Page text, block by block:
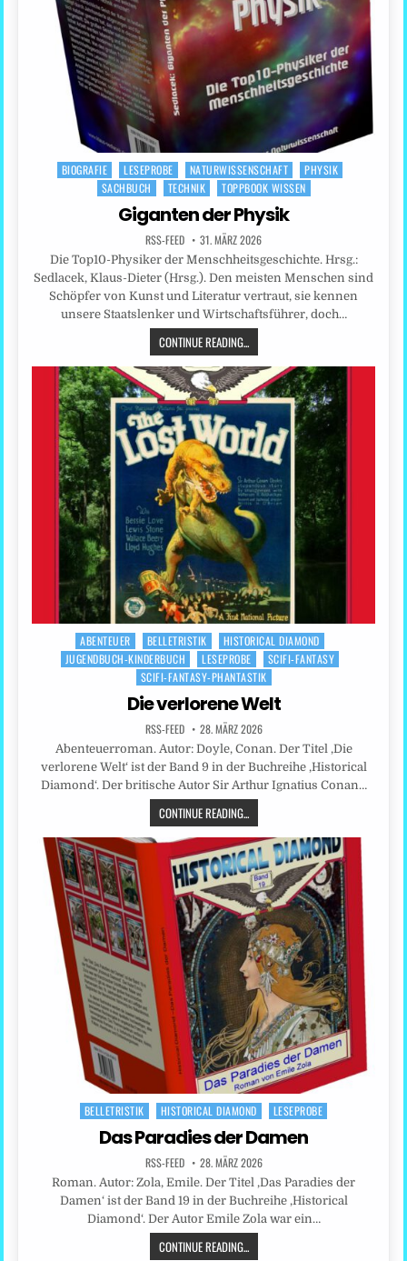
Posted
BIOGRAFIE LESEPROBE NATURWISSENSCHAFT
PHYSIK
SACHBUCH
TECHNIK TOPPBOOK WISSEN
Giganten der Physik
RSS-FEED 31. MÄRZ 2026
Die Top10-Physiker der Menschheitsgeschichte. Hrsg.:
Sedlacek, Klaus-Dieter (Hrsg.). Den meisten Menschen sind
Schöpfer von Kunst und Literatur vertraut, sie kennen
unsere Staatslenker und Wirtschaftsführer, doch…
CONTINUE READING...
Posted
in
ABENTEUER BELLETRISTIK
HISTORICAL DIAMOND
JUGENDBUCH-KINDERBUCH
LESEPROBE
SCIFI-FANTASY
SCIFI-FANTASY-PHANTASTIK
Die verlorene Welt
RSS-FEED 28. MÄRZ 2026
Abenteuerroman. Autor: Doyle, Conan. Der Titel ‚Die
verlorene Welt‘ ist der Band 9 in der Buchreihe ‚Historical
Diamond‘. Der britische Autor Sir Arthur Ignatius Conan…
CONTINUE READING...
Posted
BELLETRISTIK HISTORICAL DIAMOND LESEPROBE
Das Paradies der Damen
RSS-FEED 28. MÄRZ 2026
Roman. Autor: Zola, Emile. Der Titel ‚Das Paradies der
Damen‘ ist der Band 19 in der Buchreihe ‚Historical
Diamond‘. Der Autor Emile Zola war ein…
CONTINUE READING...